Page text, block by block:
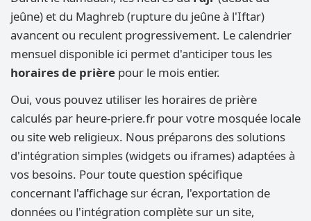
jeûne) et du Maghreb (rupture du jeûne à l'Iftar)
avancent ou reculent progressivement. Le calendrier
mensuel disponible ici permet d'anticiper tous les
horaires de prière pour le mois entier.
Oui, vous pouvez utiliser les horaires de prière
calculés par heure-priere.fr pour votre mosquée locale
ou site web religieux. Nous préparons des solutions
d'intégration simples (widgets ou iframes) adaptées à
vos besoins. Pour toute question spécifique
concernant l'affichage sur écran, l'exportation de
données ou l'intégration complète sur un site,